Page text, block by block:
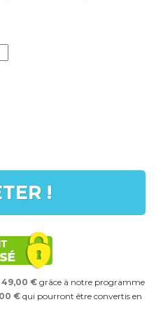
!
49,00 € grâce à notre programme
€ qui pourront être convertis en